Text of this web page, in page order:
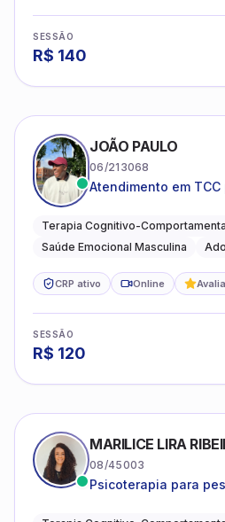
SESSÃO
R$ 140
JOÃO PAULO
06/213068
Atendimento em TCC
emocional
Terapia Cognitivo-
Saúde Emocional Masculina
CRP ativo Online
SESSÃO
R$ 120
MARILICE LIRA
08/45003
Psicoterapia para